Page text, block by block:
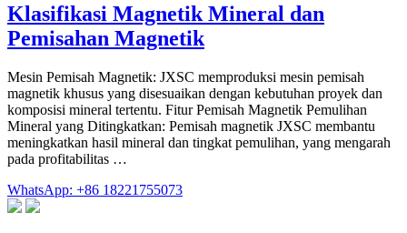
Klasifikasi Magnetik Mineral dan
Pemisahan Magnetik
Mesin Pemisah Magnetik: JXSC memproduksi mesin pemisah
magnetik khusus yang disesuaikan dengan kebutuhan proyek dan
komposisi mineral tertentu. Fitur Pemisah Magnetik Pemulihan
Mineral yang Ditingkatkan: Pemisah magnetik JXSC membantu
meningkatkan hasil mineral dan tingkat pemulihan, yang mengarah
pada profitabilitas …
WhatsApp: +86 18221755073